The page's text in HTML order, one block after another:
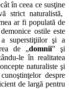
în ceea ce susţine
strict naturalistă,
ar fi populată de
ostile este
superstiţiilor şi a
de „domnii” şi
du-le în realitatea
naturaliste şi
despre
de largă pentru